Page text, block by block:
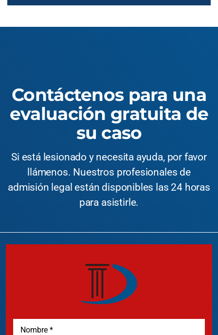
Contáctenos para una
evaluación gratuita de
su caso
Si está lesionado y necesita ayuda, por favor
llámenos. Nuestros profesionales de
admisión legal están disponibles las 24 horas
para asistirle.